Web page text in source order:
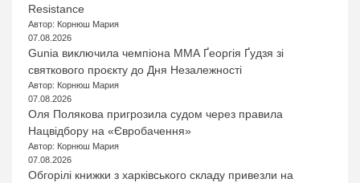
Resistance
Автор: Корнюш Мария
07.08.2026
Gunia виключила чемпіона ММА Ґеоргія Ґудзя зі
святкового проєкту до Дня Незалежності
Автор: Корнюш Мария
07.08.2026
Оля Полякова пригрозила судом через правила
Нацвідбору на «Євробачення»
Автор: Корнюш Мария
07.08.2026
Обгорілі книжки з харківського складу привезли на